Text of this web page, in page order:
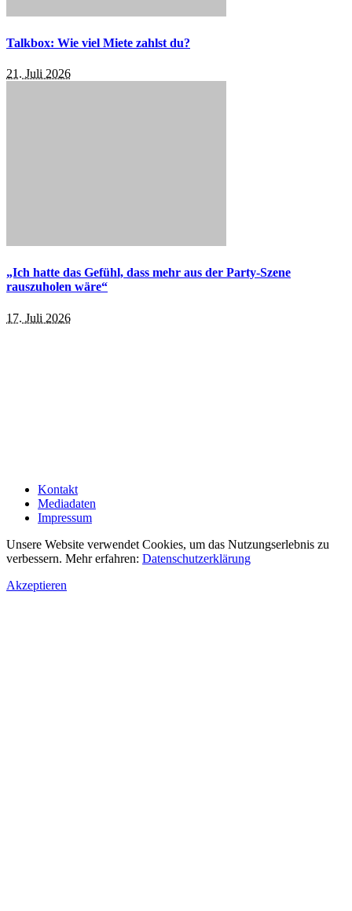
Talkbox: Wie viel Miete zahlst du?
21. Juli 2026
„Ich hatte das Gefühl, dass mehr aus der Party-Szene
rauszuholen wäre“
17. Juli 2026
Kontakt
Mediadaten
Impressum
Unsere Website verwendet Cookies, um das Nutzungserlebnis zu
verbessern. Mehr erfahren: Datenschutzerklärung
Akzeptieren